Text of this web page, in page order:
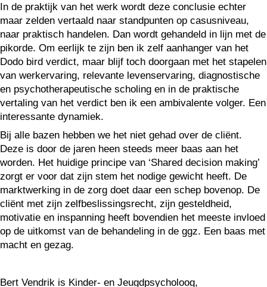
In de praktijk van het werk wordt deze conclusie echter
maar zelden vertaald naar standpunten op casusniveau,
naar praktisch handelen. Dan wordt gehandeld in lijn met de
pikorde. Om eerlijk te zijn ben ik zelf aanhanger van het
Dodo bird verdict, maar blijf toch doorgaan met het stapelen
van werkervaring, relevante levenservaring, diagnostische
en psychotherapeutische scholing en in de praktische
vertaling van het verdict ben ik een ambivalente volger. Een
interessante dynamiek.
Bij alle bazen hebben we het niet gehad over de cliënt.
Deze is door de jaren heen steeds meer baas aan het
worden. Het huidige principe van ‘Shared decision making’
zorgt er voor dat zijn stem het nodige gewicht heeft. De
marktwerking in de zorg doet daar een schep bovenop. De
cliënt met zijn zelfbeslissingsrecht, zijn gesteldheid,
motivatie en inspanning heeft bovendien het meeste invloed
op de uitkomst van de behandeling in de ggz. Een baas met
macht en gezag.
Bert Vendrik is Kinder- en Jeugdpsycholoog,